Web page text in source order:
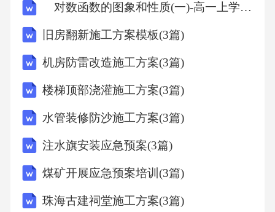
对数函数的图象和性质(一)-高一上学期数学课时作业人教版A版（含解析）
旧房翻新施工方案模板(3篇)
机房防雷改造施工方案(3篇)
楼梯顶部浇灌施工方案(3篇)
水管装修防沙施工方案(3篇)
注水旗安装应急预案(3篇)
煤矿开展应急预案培训(3篇)
珠海古建祠堂施工方案(3篇)